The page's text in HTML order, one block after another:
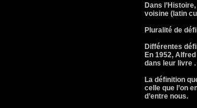
Dans
voisine (latin
Pluralité de
Différentes
En 1952,
dans leur livre .
La définition
celle que l’on
d’entre nous.